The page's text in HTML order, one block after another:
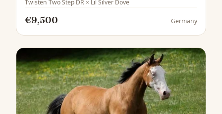
Twisten Two Step DR × Lil Silver Dove
€9,500 Germany